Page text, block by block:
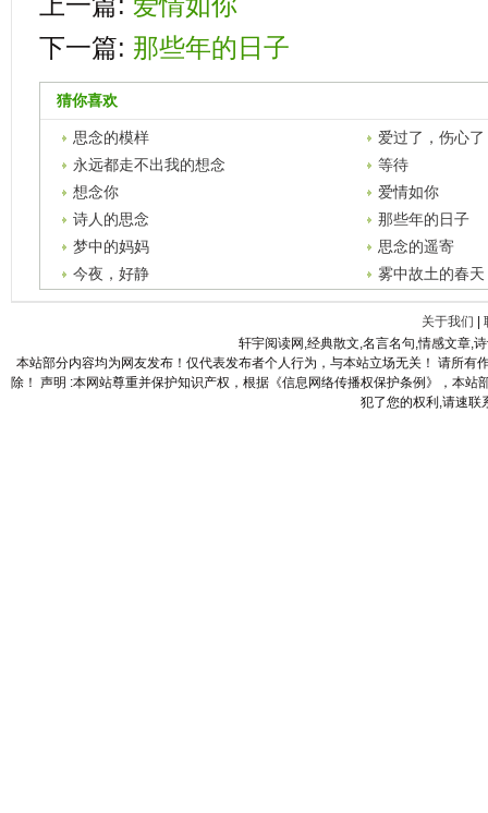
下一篇: 那些年的日子
猜你喜欢
思念的模样
爱过了，伤心
永远都走不出我的想念
等待
想念你
爱情如你
诗人的思念
那些年的日子
梦中的妈妈
思念的遥寄
今夜，好静
雾中故土的春天
关于我们
轩宇阅读网,经典散文,名言名句,情感文章,
本站部分内容均为网友发布！仅代表发布者个人行为，与本站立场无关！ 请所
除！ 声明 :本网站尊重并保护知识产权，根据《信息网络传播权保护条例》，本
犯了您的权利,请速联